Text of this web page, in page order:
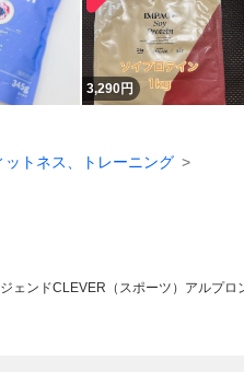
3,290円
ットネス、トレーニング
ェンドCLEVER（スポーツ） アルプロ